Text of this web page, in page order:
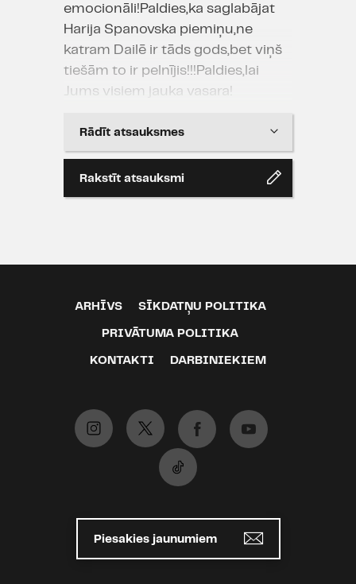
emocionāli!Paldies,ka saglabājat
Harija Spanovska piemiņu,ne
katram Dailē ir tāds gods,bet viņš
tiešām to ir pelnījis!!!Paldies,lai
Jums visiem jauka vasara!
http://dailesteatris.tumblr.com/post/17
4691363820/armands-kalniņš-par-
sezonas-noslēguma-koncertu
Rādīt atsauksmes
Rakstīt atsauksmi
ARHĪVS SĪKDATŅU POLITIKA
PRIVĀTUMA POLITIKA
KONTAKTI DARBINIEKIEM
Piesakies jaunumiem